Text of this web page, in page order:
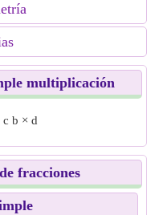
multiplicación
c b × d
fracciones